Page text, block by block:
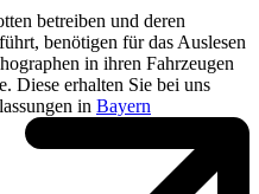
betreiben und deren
benötigen für das Auslesen
in ihren Fahrzeugen
Diese erhalten Sie bei uns
in Bayern